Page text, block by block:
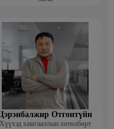
Отгонтүйн
Хүүхэд хамгааллын хөтөлбөрт